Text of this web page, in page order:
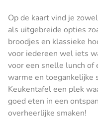
Op de kaart vind je
als uitgebreide opties
broodjes en klassieke
voor iedereen wel iets
voor een snelle lunch of
warme en toegankelijke
Keukentafel een plek
goed eten in een
overheerlijke smaken!